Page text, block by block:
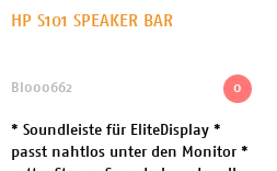
HP S101 SPEAKER BAR
0
BI000662
* Soundleiste für EliteDisplay *
passt nahtlos unter den Monitor *